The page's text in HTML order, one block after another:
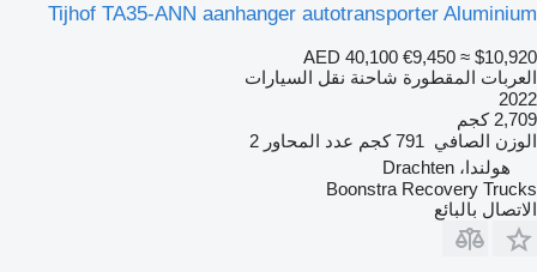
Tijhof TA35-ANN aanhanger autotransporter Aluminium
AED 40,100 €9,450 ≈ $10,920
العربات المقطورة شاحنة نقل السيارات
2022
2,709 كجم
الوزن الصافي 791 كجم عدد المحاور 2
هولندا، Drachten
Boonstra Recovery Trucks
الاتصال بالبائع